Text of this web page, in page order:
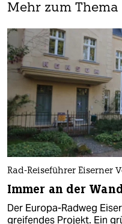
Mehr zum Thema
Rad-Reiseführer Eiserner
Immer an der
Der Europa-Radweg
greifendes Projekt. Ein